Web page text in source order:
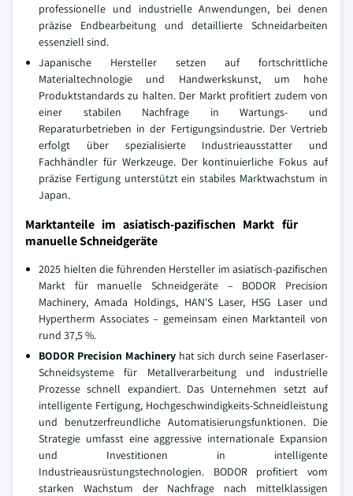
professionelle und industrielle Anwendungen, bei denen
präzise Endbearbeitung und detaillierte Schneidarbeiten
essenziell sind.
Japanische Hersteller setzen auf fortschrittliche
Materialtechnologie und Handwerkskunst, um hohe
Produktstandards zu halten. Der Markt profitiert zudem von
einer stabilen Nachfrage in Wartungs- und
Reparaturbetrieben in der Fertigungsindustrie. Der Vertrieb
erfolgt über spezialisierte Industrieausstatter und
Fachhändler für Werkzeuge. Der kontinuierliche Fokus auf
präzise Fertigung unterstützt ein stabiles Marktwachstum in
Japan.
Marktanteile im asiatisch-pazifischen Markt für
manuelle Schneidgeräte
2025 hielten die führenden Hersteller im asiatisch-pazifischen
Markt für manuelle Schneidgeräte – BODOR Precision
Machinery, Amada Holdings, HAN'S Laser, HSG Laser und
Hypertherm Associates – gemeinsam einen Marktanteil von
rund 37,5 %.
BODOR Precision Machineryhat sich durch seine Faserlaser-
Schneidsysteme für Metallverarbeitung und industrielle
Prozesse schnell expandiert. Das Unternehmen setzt auf
intelligente Fertigung, Hochgeschwindigkeits-Schneidleistung
und benutzerfreundliche Automatisierungsfunktionen. Die
Strategie umfasst eine aggressive internationale Expansion
und Investitionen in intelligente
Industrieausrüstungstechnologien. BODOR profitiert vom
starken Wachstum der Nachfrage nach mittelklassigen